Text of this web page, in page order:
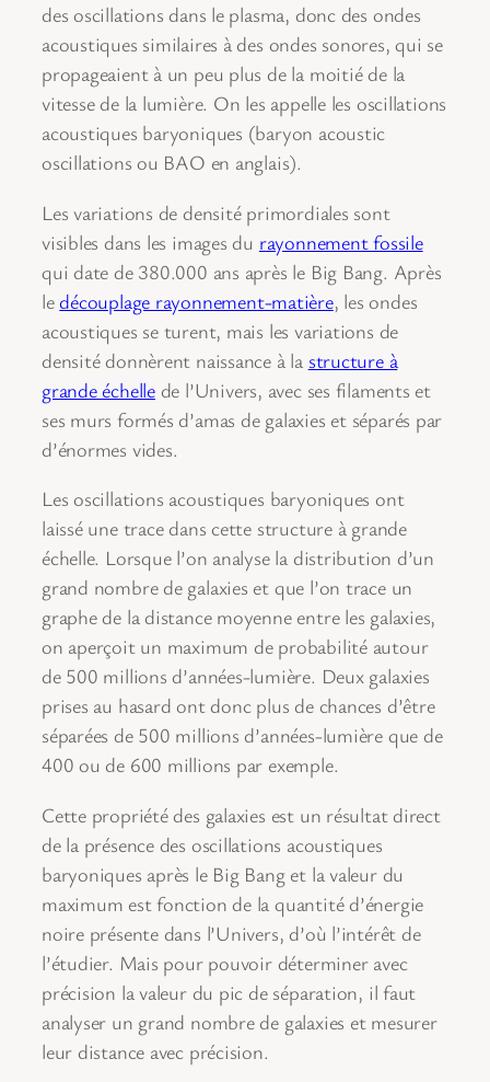
des oscillations dans le plasma, donc des ondes
acoustiques similaires à des ondes sonores, qui se
propageaient à un peu plus de la moitié de la
vitesse de la lumière. On les appelle les oscillations
acoustiques baryoniques (baryon acoustic
oscillations ou BAO en anglais).
Les variations de densité primordiales sont
visibles dans les images du rayonnement fossile
qui date de 380.000 ans après le Big Bang. Après
ledécouplage rayonnement-matière, les ondes
acoustiques se turent, mais les variations de
densité donnèrent naissance à la structure à
grande échellede l’Univers, avec ses filaments et
ses murs formés d’amas de galaxies et séparés par
d’énormes vides.
Les oscillations acoustiques baryoniques ont
laissé une trace dans cette structure à grande
échelle. Lorsque l’on analyse la distribution d’un
grand nombre de galaxies et que l’on trace un
graphe de la distance moyenne entre les galaxies,
on aperçoit un maximum de probabilité autour
de 500 millions d’années-lumière. Deux galaxies
prises au hasard ont donc plus de chances d’être
séparées de 500 millions d’années-lumière que de
400 ou de 600 millions par exemple.
Cette propriété des galaxies est un résultat direct
de la présence des oscillations acoustiques
baryoniques après le Big Bang et la valeur du
maximum est fonction de la quantité d’énergie
noire présente dans l’Univers, d’où l’intérêt de
l’étudier. Mais pour pouvoir déterminer avec
précision la valeur du pic de séparation, il faut
analyser un grand nombre de galaxies et mesurer
leur distance avec précision.